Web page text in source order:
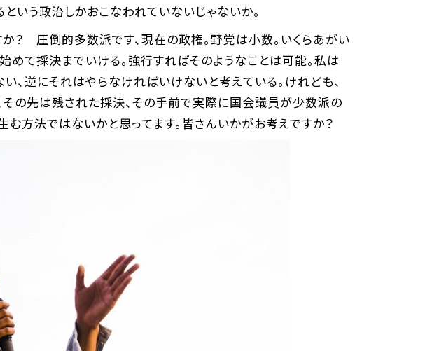
いう政治しかおこなわれていないじゃないか。
？ 圧倒的多数派です、現在の政権。野党は小数。いくらあがい
めて採決までいける。強行すればそのようなことは可能。私は
、逆にそれはやらなければいけないと考えている。けれども、
の先は残された採決、その手前で実際に国会議員が少数派の
方法ではないかと思ってます。皆さんいかがお考えですか？